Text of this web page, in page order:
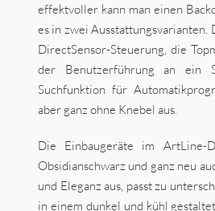
effektvoller kann man einen
es in zwei
DirectSensor-Steuerung, die
der Benutzerführung an ein
Suchfunktion für
aber ganz ohne Knebel aus.
Die Einbaugeräte im
Obsidianschwarz und ganz neu
und Eleganz aus, passt zu
in einem dunkel und kühl